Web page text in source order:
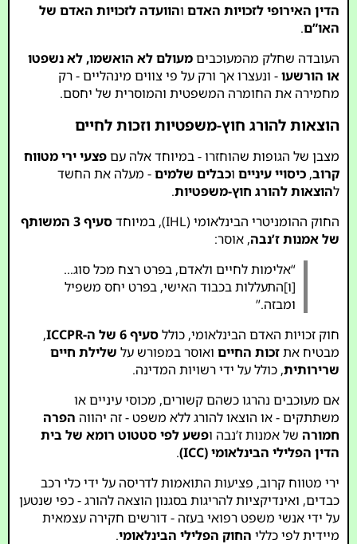
הדין האירופי לזכויות האדם והוועדה לזכויות האדם של
האו”ם.
העובדה שחלק מהמעוכביםמעולם לא הואשמו, לא נשפטו
או הורשעו- ונעצרו אך ורק על פי צווים מינהליים - רק
מחמירה את החומרה המשפטית והמוסרית של יחסם.
הוצאות להורג חוץ-משפטיות וזכות לחיים
מצבן של הגופות שהוחזרו - במיוחד אלה עםפצעי ירי מטווח
קרוב,כיסויי עיניים וכבלים שלמים- מעלה את החשד
להוצאות להורג חוץ-משפטיות.
החוק ההומניטרי הבינלאומי (IHL), במיוחד
סעיף 3 המשותף
של אמנות ז’נבה, אוסר:
“אלימות לחיים ולאדם, בפרט רצח מכל סוג…
[ו]התעללות בכבוד האישי, בפרט יחס משפיל
ומבזה.”
חוק זכויות האדם הבינלאומי, כוללסעיף 6 של ה-ICCPR
,
מבטיח אתזכות החיים ואוסר במפורש על שלילת חיים
שרירותית, כולל על ידי רשויות המדינה.
אם מעוכבים נהרגו כשהם קשורים, מכוסי עיניים או
משתתקים - או הוצאו להורג ללא משפט - זה יהווה הפרה
חמורה של אמנות ז’נבה ופשע לפי סטטוט רומא של בית
הדין הפלילי הבינלאומי (ICC)
.
ירי מטווח קרוב, פציעות התואמות לדריסה על ידי כלי רכב
כבדים, ואינדיקציות להריגות בסגנון הוצאה להורג - כפי שנטען
על ידי אנשי משפט רפואי בעזה - דורשים חקירה עצמאית
מיידית לפי כללי החוק הפלילי הבינלאומי.